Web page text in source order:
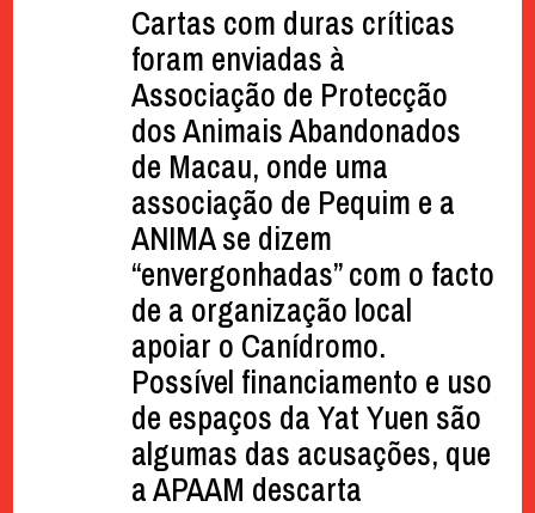
Cartas com duras críticas
foram enviadas à
Associação de Protecção
dos Animais Abandonados
de Macau, onde uma
associação de Pequim e a
ANIMA se dizem
“envergonhadas” com o facto
de a organização local
apoiar o Canídromo.
Possível financiamento e uso
de espaços da Yat Yuen são
algumas das acusações, que
a APAAM descarta